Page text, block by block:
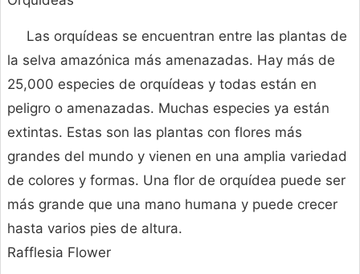
Las orquídeas se encuentran entre las plantas de
la selva amazónica más amenazadas. Hay más de
25,000 especies de orquídeas y todas están en
peligro o amenazadas. Muchas especies ya están
extintas. Estas son las plantas con flores más
grandes del mundo y vienen en una amplia variedad
de colores y formas. Una flor de orquídea puede ser
más grande que una mano humana y puede crecer
hasta varios pies de altura.
Rafflesia Flower